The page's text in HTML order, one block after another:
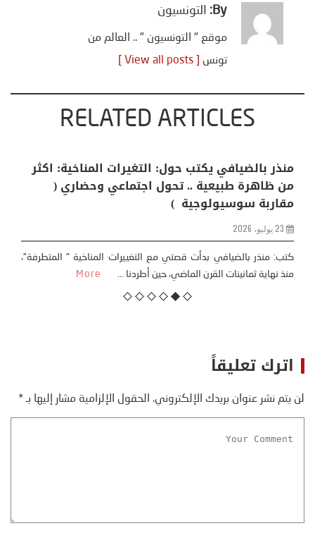
By: التونسيون
موقع " التونسيون " .. العالم من
تونس
RELATED ARTICLES
منذر بالضيافي يكتب حول: التغيرات المناخية: اكثر
من ظاهرة طبيعية .. تحول اجتماعي وحضاري (
مقاربة سوسيولوجية )
23 يوليو، 2026
كتب: منذر بالضيافي بدأت قصتي مع التغييرات المناخية ” المتطرفة”،
منذ نهاية ثمانينات القرن الماضي، حين أطردنا ...
More
اترك تعليقاً
لن يتم نشر عنوان بريدك الإلكتروني. الحقول الإلزامية مشار إليها بـ*